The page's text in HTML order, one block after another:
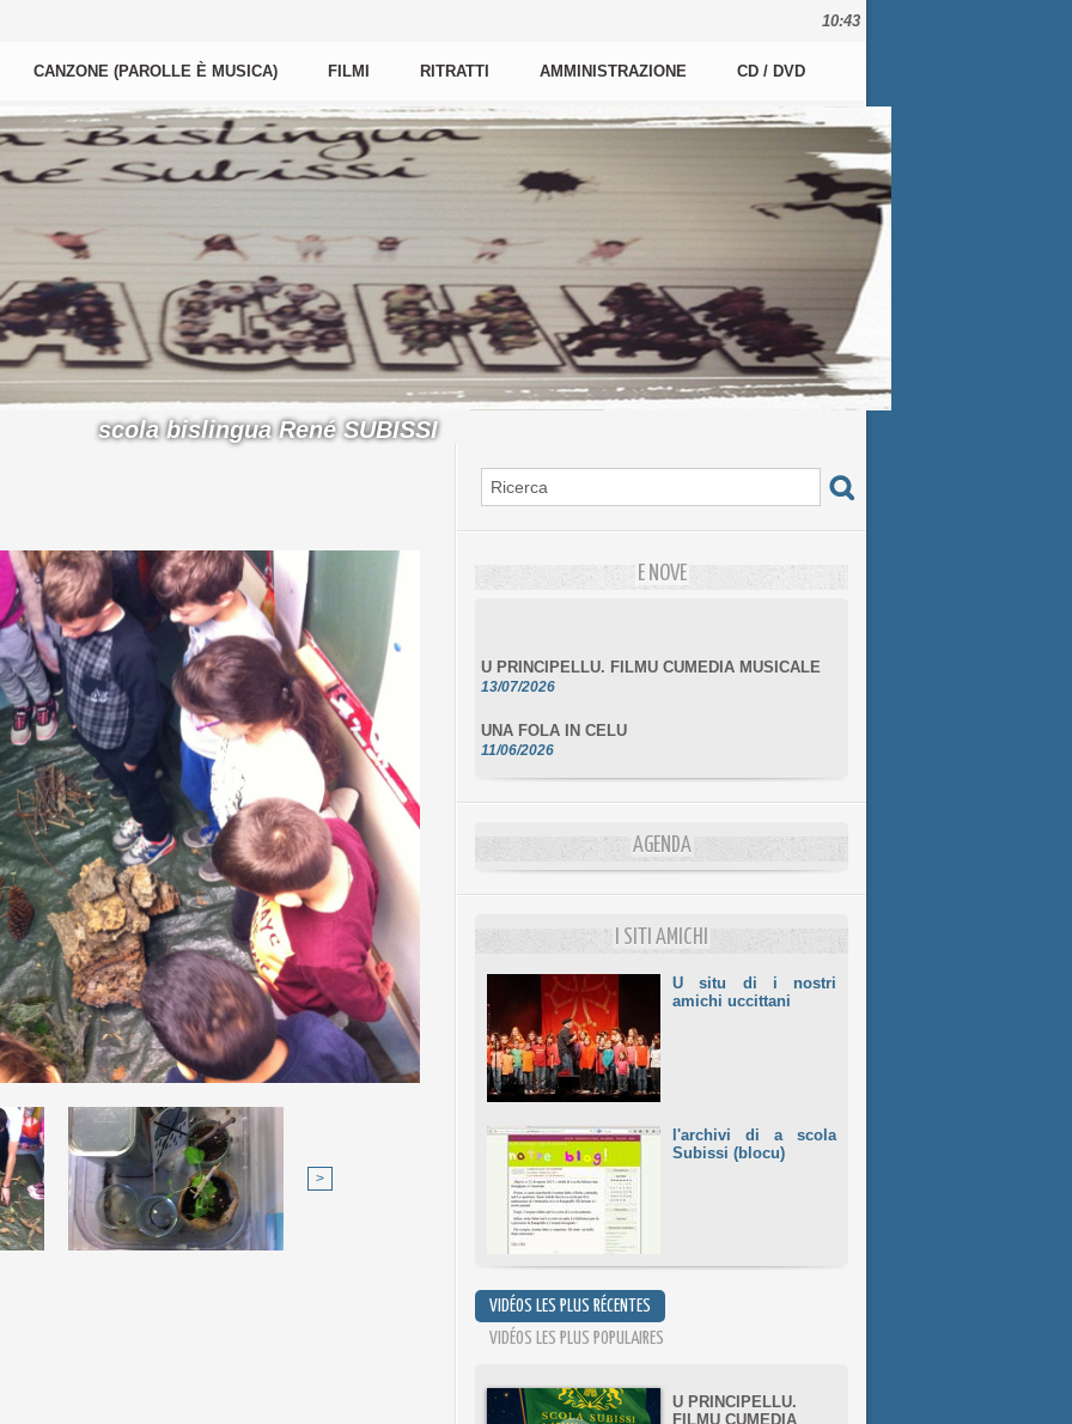
10:43
CANZONE (PAROLLE È MUSICA) FILMI RITRATTI AMMINISTRAZIONE CD / DVD
scola bislingua René SUBISSI
>
E NOVE
10/06/2026
10/06/2026 AGENDA
I SITI AMICHI
U situ di i nostri
amichi uccittani
l'archivi di a scola
Subissi (blocu)
VIDÉOS LES PLUS RÉCENTES
VIDÉOS LES PLUS POPULAIRES
U PRINCIPELLU.
FILMU CUMEDIA